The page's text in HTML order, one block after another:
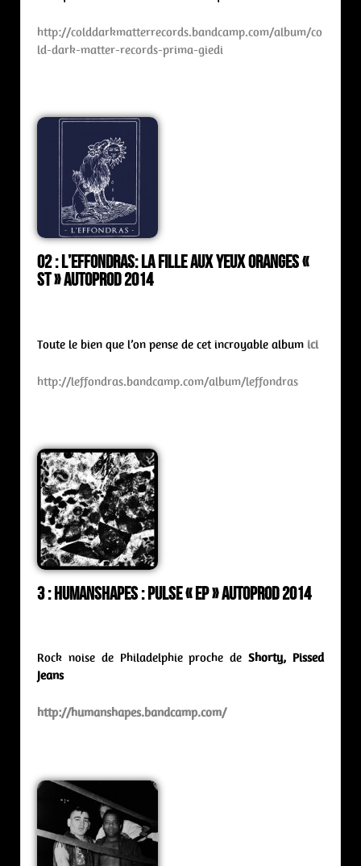
http://colddarkmatterrecords.bandcamp.com/album/co
ld-dark-matter-records-prima-giedi
02 :L’Effondras: la fille aux yeux oranges «
st » Autoprod 2014
Toute le bien que l’on pense de cet incroyable album ici
http://leffondras.bandcamp.com/album/leffondras
3 : Humanshapes : pulse « ep» Autoprod 2014
Rock noise de Philadelphie proche deShorty, Pissed
Jeans
http://humanshapes.bandcamp.com/